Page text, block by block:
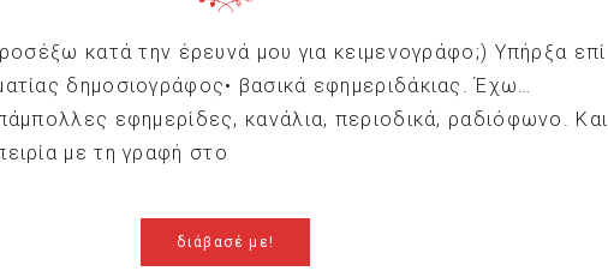
κατά την έρευνά μου για κειμενογράφο;) Υπήρξα επί
δημοσιογράφος• βασικά εφημεριδάκιας. Έχω…
εφημερίδες, κανάλια, περιοδικά, ραδιόφωνο. Και
με τη γραφή στο
διάβασέ με!